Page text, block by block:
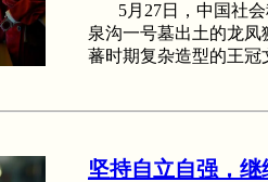
5月27日，中国社会
泉沟一号墓出土的龙
蕃时期复杂造型的王
坚持自立自强，